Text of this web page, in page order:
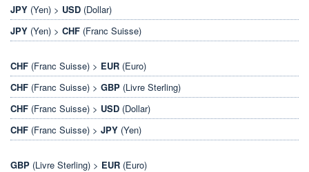
JPY (Yen) > USD (Dollar)
JPY (Yen) > CHF (Franc Suisse)
CHF (Franc Suisse) > EUR (Euro)
CHF (Franc Suisse) > GBP (Livre Sterling)
CHF (Franc Suisse) > USD (Dollar)
CHF (Franc Suisse) > JPY (Yen)
GBP (Livre Sterling) > EUR (Euro)